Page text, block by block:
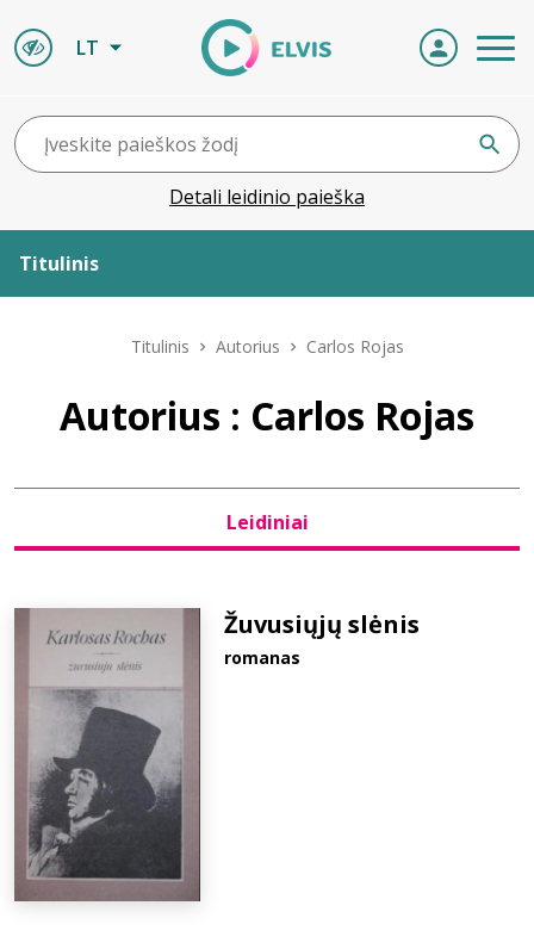
LT
Detali leidinio paieška
Titulinis
Leidiniai
D.U.K.
Titulinis Autorius Carlos Rojas
Autorius : Carlos Rojas
Leidiniai
Žuvusiųjų slėnis
romanas